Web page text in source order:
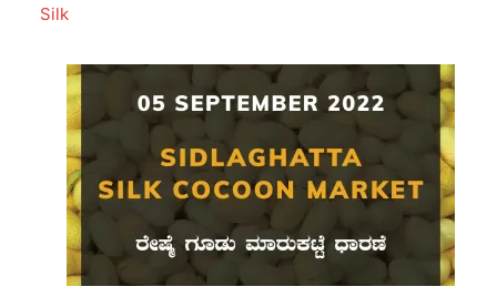
In relation to
Silk